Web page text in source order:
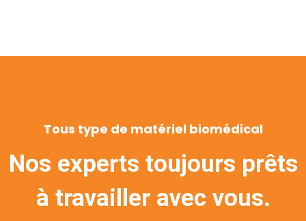
Tous type de matériel biomédical
Nos experts toujours prêts
à travailler avec vous.